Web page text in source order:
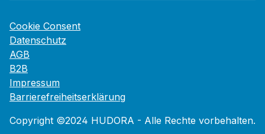
Cookie Consent
Datenschutz
AGB
B2B
Impressum
Barrierefreiheitserklärung
Copyright ©2024 HUDORA - Alle Rechte vorbehalten.